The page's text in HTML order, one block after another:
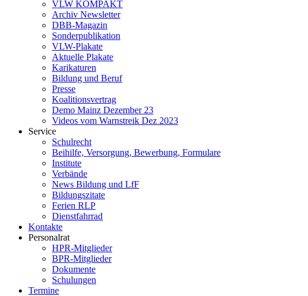
VLW KOMPAKT
Archiv Newsletter
DBB-Magazin
Sonderpublikation
VLW-Plakate
Aktuelle Plakate
Karikaturen
Bildung und Beruf
Presse
Koalitionsvertrag
Demo Mainz Dezember 23
Videos vom Warnstreik Dez 2023
Service
Schulrecht
Beihilfe, Versorgung, Bewerbung, Formulare
Institute
Verbände
News Bildung und LfF
Bildungszitate
Ferien RLP
Dienstfahrrad
Kontakte
Personalrat
HPR-Mitglieder
BPR-Mitglieder
Dokumente
Schulungen
Termine